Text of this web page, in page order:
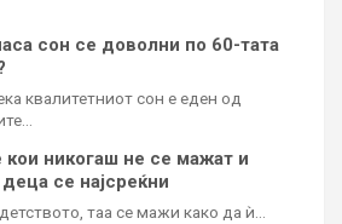
сон се доволни по 60-тата
квалитетниот сон е еден од
никогаш не се мажат и
се најсреќни
таа се мажи како да ѝ…